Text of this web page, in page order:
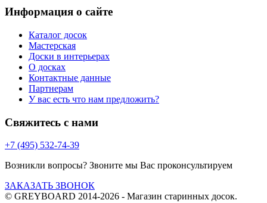
Информация о сайте
Каталог досок
Мастерская
Доски в интерьерах
О досках
Контактные данные
Партнерам
У вас есть что нам предложить?
Свяжитесь с нами
+7 (495) 532-74-39
Возникли вопросы? Звоните мы Вас проконсультируем
ЗАКАЗАТЬ ЗВОНОК
© GREYBOARD 2014-2026 - Магазин старинных досок.